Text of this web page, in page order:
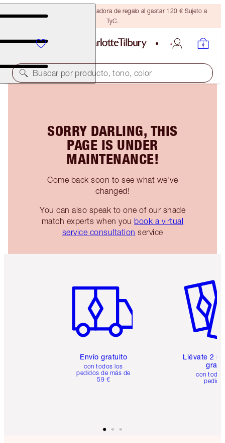
Consigue una brocha bronceadora de regalo al gastar 120 € Sujeto a
TyC.
Buscar por producto, tono, color
SORRY DARLING, THIS
PAGE IS UNDER
MAINTENANCE!
Come back soon to see what we've
changed!
You can also speak to one of our shade
match experts when you book a virtual
service consultation service
Envío gratuito
con todos los
pedidos de más de
59 €
Llévate 2
gratis
con